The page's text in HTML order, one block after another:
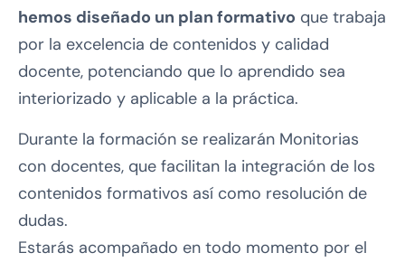
hemos diseñado un plan formativo que trabaja
por la excelencia de contenidos y calidad
docente, potenciando que lo aprendido sea
interiorizado y aplicable a la práctica.
Durante la formación se realizarán Monitorias
con docentes, que facilitan la integración de los
contenidos formativos así como resolución de
dudas.
Estarás acompañado en todo momento por el